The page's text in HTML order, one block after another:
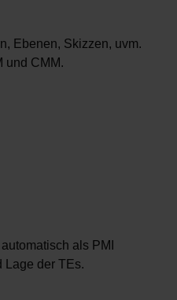
Ebenen, Skizzen, uvm.
und CMM.
als PMI
Lage der TEs.